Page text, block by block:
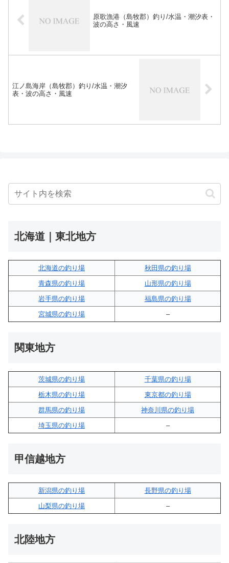
原歌漁港（島牧郡）釣り/水温・潮汐表・
波の高さ・風速
江ノ島海岸（島牧郡）釣り/水温・潮汐
表・波の高さ・風速
北海道｜東北地方
北海道の釣り場
秋田県の釣り場
青森県の釣り場
山形県の釣り場
岩手県の釣り場
福島県の釣り場
宮城県の釣り場
–
関東地方
茨城県の釣り場
千葉県の釣り場
栃木県の釣り場
東京都の釣り場
群馬県の釣り場
神奈川県の釣り場
埼玉県の釣り場
–
甲信越地方
新潟県の釣り場
長野県の釣り場
山梨県の釣り場
–
北陸地方